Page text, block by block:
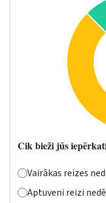
Cik bieži jūs
Vairākas reizes
Aptuveni reizi